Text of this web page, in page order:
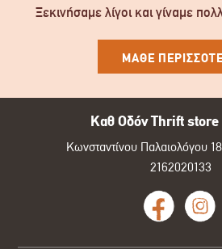
Ξεκινήσαμε λίγοι και γίναμε
ΜΑΘΕ
Καθ Οδόν Thrift
Κωνσταντίνου Παλαιολόγου
2162020133